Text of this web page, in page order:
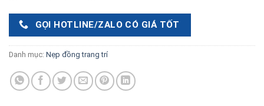
GỌI HOTLINE/ZALO CÓ GIÁ TỐT
Danh mục: Nẹp đồng trang trí